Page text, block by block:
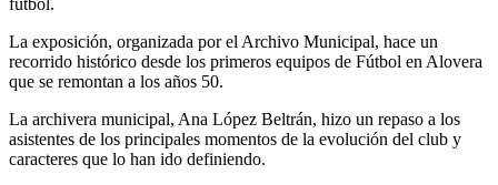
La exposición, organizada por el Archivo Municipal, hace un
recorrido histórico desde los primeros equipos de Fútbol en Alovera
que se remontan a los años 50.
La archivera municipal, Ana López Beltrán, hizo un repaso a los
asistentes de los principales momentos de la evolución del club y
caracteres que lo han ido definiendo.